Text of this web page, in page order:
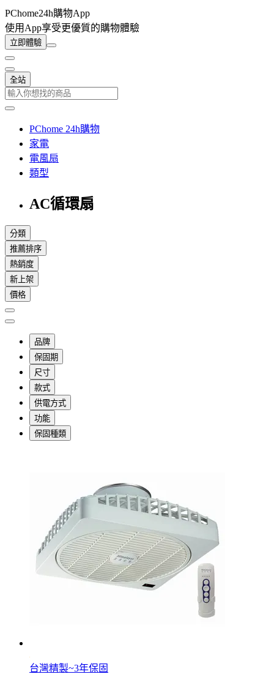
PChome24h購物App
使用App享受更優質的購物體驗
立即體驗
全站
PChome 24h購物
家電
電風扇
類型
AC循環扇
分類
推薦排序
熱銷度
新上架
價格
品牌
保固期
尺寸
款式
供電方式
功能
保固種類
台灣精製~3年保固